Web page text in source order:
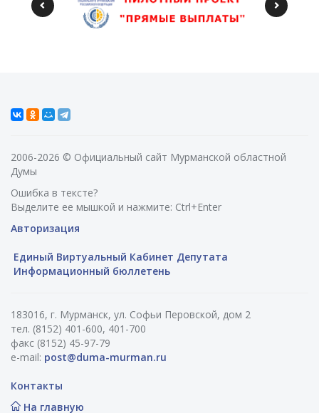
2006-2026 © Официальный сайт Мурманской областной
Думы
Ошибка в тексте?
Выделите ее мышкой и нажмите: Ctrl+Enter
Авторизация
Единый Виртуальный Кабинет Депутата
Информационный бюллетень
183016, г. Мурманск, ул. Софьи Перовской, дом 2
тел. (8152) 401-600, 401-700
факс (8152) 45-97-79
e-mail: post@duma-murman.ru
Контакты
На главную